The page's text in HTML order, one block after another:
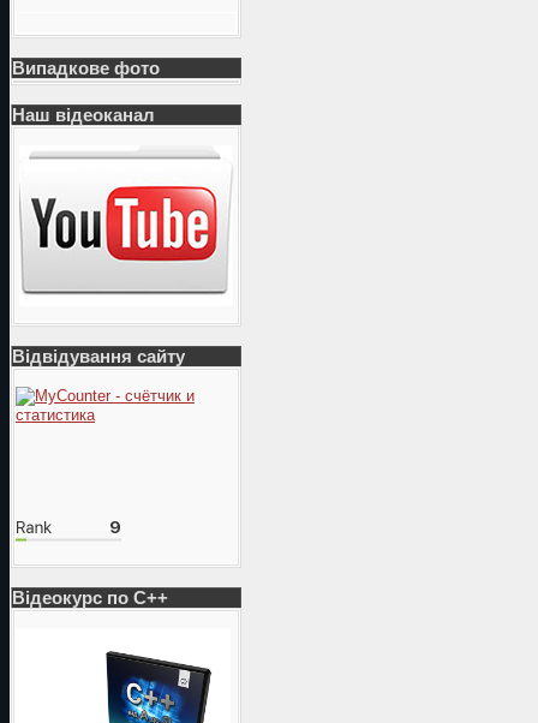
Випадкове фото
Наш відеоканал
Відвідування сайту
Відеокурс по С++